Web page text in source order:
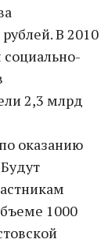
В 2010
социально-
2,3 млрд
оказанию
1000